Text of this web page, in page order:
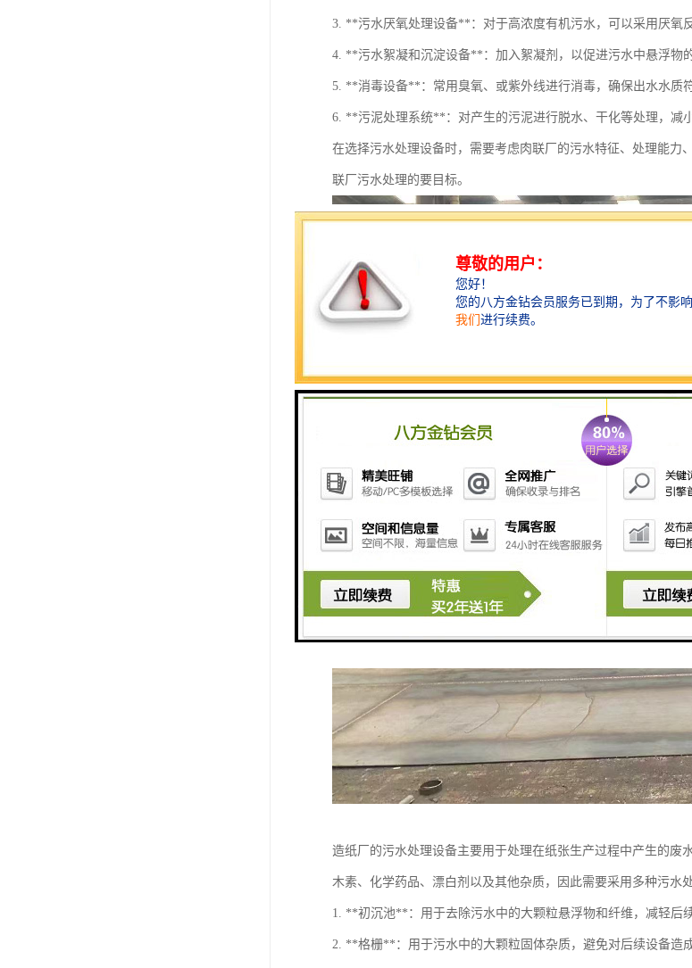
3. **污水厌氧处理设备**：对于高浓度有机污水，可以采用厌氧
4. **污水絮凝和沉淀设备**：加入絮凝剂，以促进污水中悬浮物
5. **消毒设备**：常用臭氧、或紫外线进行消毒，确保出水水质
6. **污泥处理系统**：对产生的污泥进行脱水、干化等处理，减
在选择污水处理设备时，需要考虑肉联厂的污水特征、处理能力
联厂污水处理的要目标。
造纸厂的污水处理设备主要用于处理在纸张生产过程中产生的废
木素、化学药品、漂白剂以及其他杂质，因此需要采用多种污水
1. **初沉池**：用于去除污水中的大颗粒悬浮物和纤维，减轻后
2. **格栅**：用于污水中的大颗粒固体杂质，避免对后续设备造成